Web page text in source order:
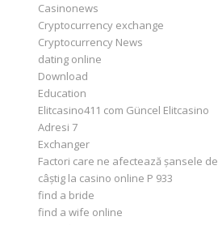
Casinonews
Cryptocurrency exchange
Cryptocurrency News
dating online
Download
Education
Elitcasino411 com Güncel Elitcasino
Adresi 7
Exchanger
Factori care ne afectează șansele de
câștig la casino online P 933
find a bride
find a wife online